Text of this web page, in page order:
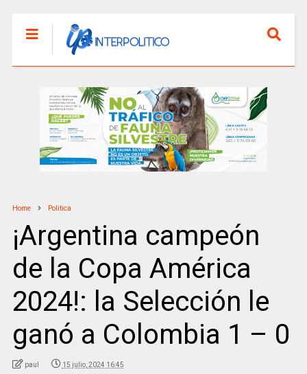
Home Politica
¡Argentina campeón
de la Copa América
2024!: la Selección le
ganó a Colombia 1 – 0
paul 15 julio, 2024 16:45